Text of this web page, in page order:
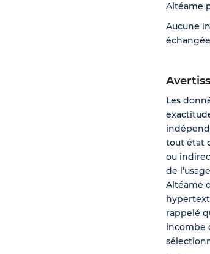
Altéame
Aucune
Les
tout état
ou
de
Altéame
rappelé
incombe